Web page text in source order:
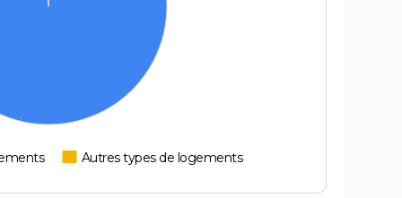
Autres types de logements